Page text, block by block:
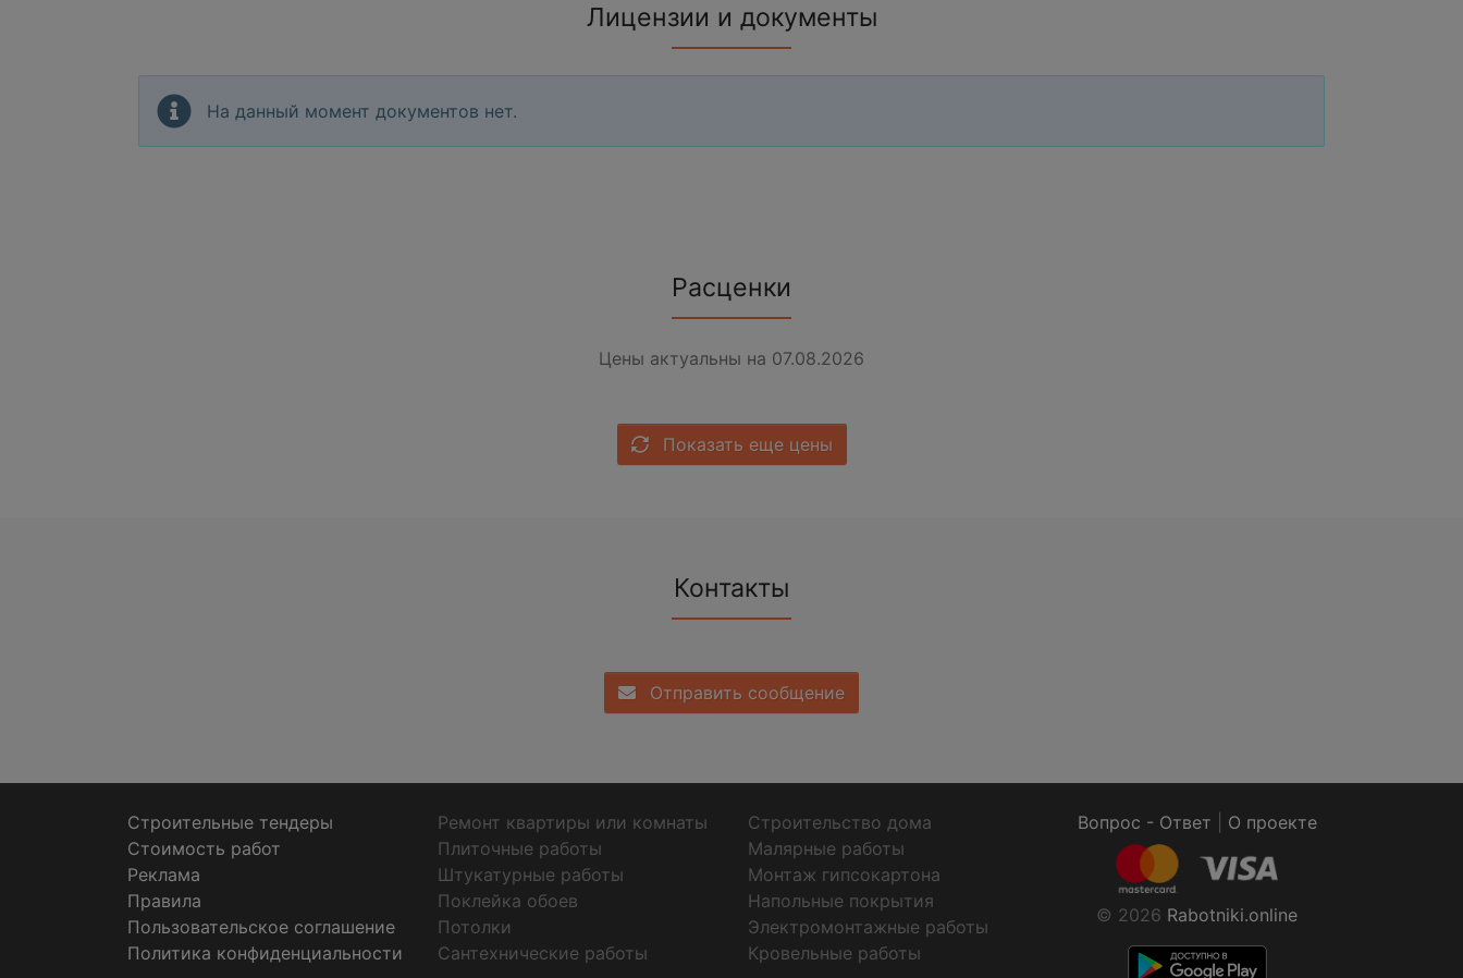
Лицензии и документы
На данный момент документов нет.
Расценки
Цены актуальны на 07.08.2026
Показать еще цены
Контакты
Отправить сообщение
Строительные тендеры
Стоимость работ
Реклама
Правила
Пользовательское соглашение
Политика конфиденциальности
Ремонт квартиры или комнаты
Строительство дома
Плиточные работы
Малярные работы
Штукатурные работы
Монтаж гипсокартона
Поклейка обоев
Напольные покрытия
Потолки
Электромонтажные работы
Сантехнические работы
Кровельные работы
Вопрос - Ответ О проекте
© 2026 Rabotniki.online